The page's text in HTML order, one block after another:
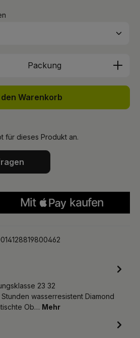
Gib den
Packung
den Warenkorb
für dieses Produkt an.
23 32
wasserresistent Diamond
Ob… Mehr